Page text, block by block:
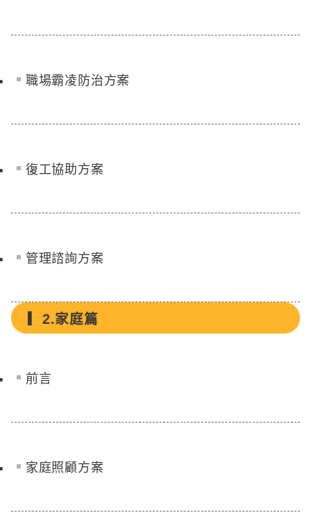
職場霸凌防治方案
復工協助方案
管理諮詢方案
2.家庭篇
前言
家庭照顧方案